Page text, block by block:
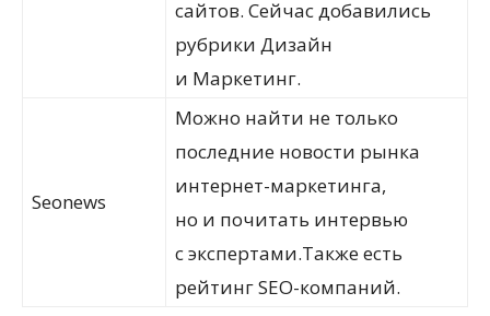
сайтов. Сейчас добавились
рубрики Дизайн
и Маркетинг.
Seonews
Можно найти не только
последние новости рынка
интернет-маркетинга,
но и почитать интервью
с экспертами.Также есть
рейтинг SEO-компаний.